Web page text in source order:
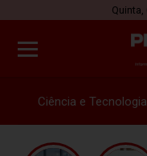
Ciência e Tecnologia